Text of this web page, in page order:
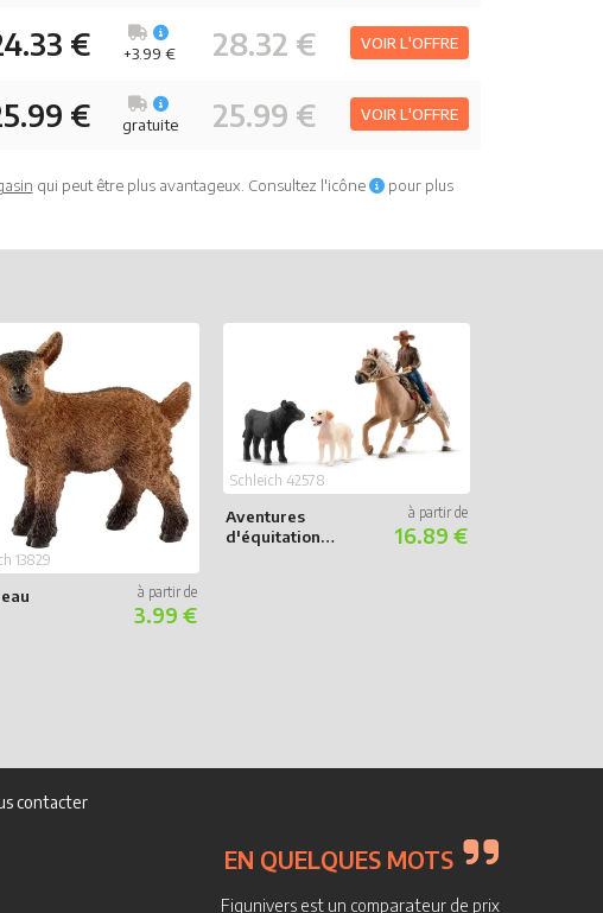
€ 28.32 € VOIR L'OFFRE
+3.99 €
€ 25.99 € VOIR L'OFFRE
gratuite
qui peut être plus avantageux. Consultez l'icône
pour plus
13829
3.99 €
Aventures
d'équitation
Schleich 42578
16.89 €
contacter
EN QUELQUES MOTS
Figunivers est un comparateur de prix